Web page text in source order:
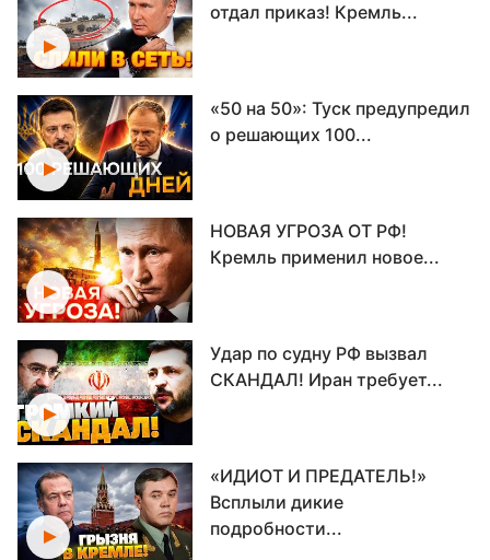
отдал приказ! Кремль...
«50 на 50»: Туск предупредил
о решающих 100...
НОВАЯ УГРОЗА ОТ РФ!
Кремль применил новое...
Удар по судну РФ вызвал
СКАНДАЛ! Иран требует...
«ИДИОТ И ПРЕДАТЕЛЬ!»
Всплыли дикие
подробности...